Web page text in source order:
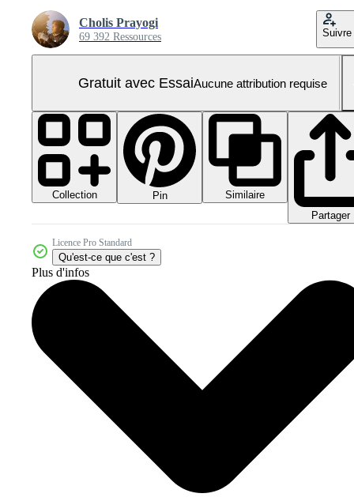
Cholis Prayogi
69 392 Ressources Suivre
Gratuit avec EssaiAucune attribution requise
Collection Pin
Similaire
Partager
Licence Pro Standard
Qu'est-ce que c'est ?
Plus d'infos